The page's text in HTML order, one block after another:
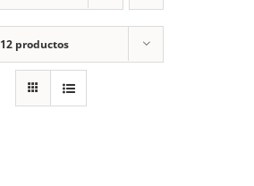
12 productos